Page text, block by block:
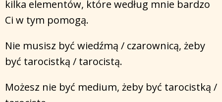
kilka elementów, które według mnie bardzo
Ci w tym pomogą.
Nie musisz być wiedźmą / czarownicą, żeby
być tarocistką / tarocistą.
Możesz nie być medium, żeby być tarocistką /